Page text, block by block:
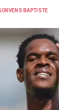
BAPTISTE